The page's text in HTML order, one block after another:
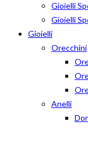
Gioielli
Gioielli
Gioielli
Orecchini
Anelli